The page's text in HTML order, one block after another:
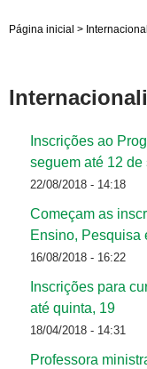
Página inicial >
Inscrições ao
seguem até 12 de
22/08/2018 - 14:18
Começam as
Ensino, Pesquisa
16/08/2018 - 16:22
Inscrições para
até quinta, 19
18/04/2018 - 14:31
Professora